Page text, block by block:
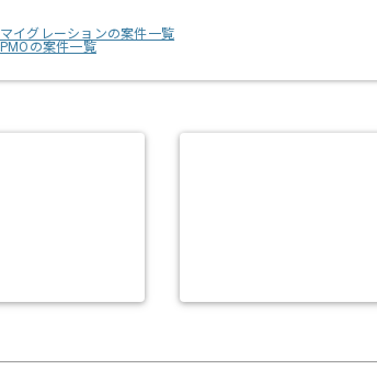
マイグレーションの案件一覧
PMOの案件一覧